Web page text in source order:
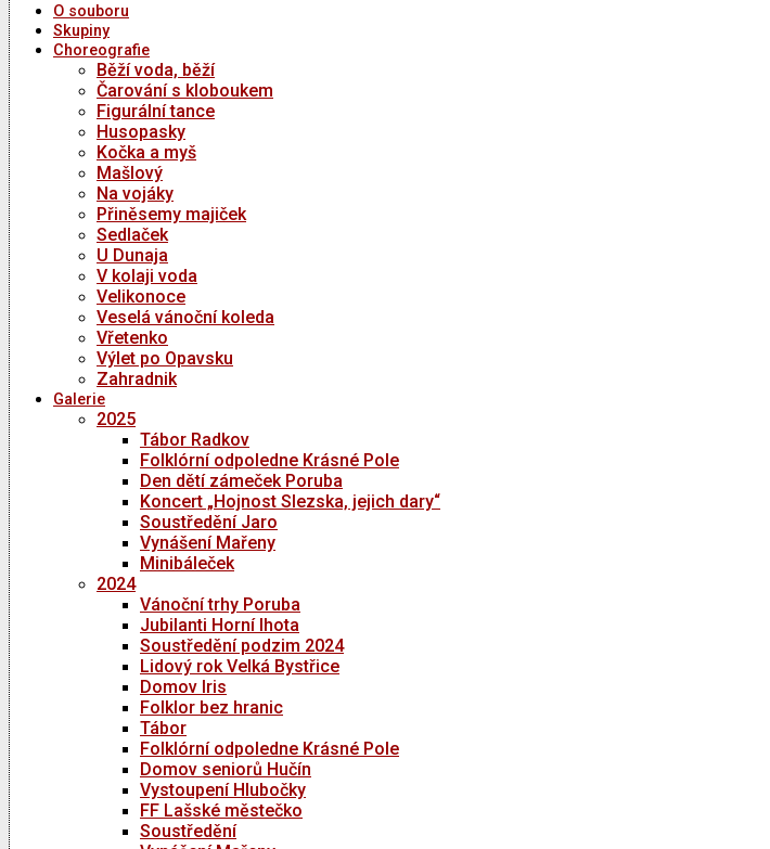
O souboru
Skupiny
Choreografie
Běží voda, běží
Čarování s kloboukem
Figurální tance
Husopasky
Kočka a myš
Mašlový
Na vojáky
Přiněsemy majiček
Sedlaček
U Dunaja
V kolaji voda
Velikonoce
Veselá vánoční koleda
Vřetenko
Výlet po Opavsku
Zahradnik
Galerie
2025
Tábor Radkov
Folklórní odpoledne Krásné Pole
Den dětí zámeček Poruba
Koncert „Hojnost Slezska, jejich dary“
Soustředění Jaro
Vynášení Mařeny
Minibáleček
2024
Vánoční trhy Poruba
Jubilanti Horní lhota
Soustředění podzim 2024
Lidový rok Velká Bystřice
Domov Iris
Folklor bez hranic
Tábor
Folklórní odpoledne Krásné Pole
Domov seniorů Hučín
Vystoupení Hlubočky
FF Lašské městečko
Soustředění